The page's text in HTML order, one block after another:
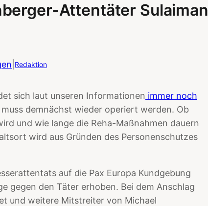
Attentäter Sulaiman
Redaktion
sich laut unseren Informationen immer noch
muss demnächst wieder operiert werden. Ob
und wie lange die Reha-Maßnahmen dauern
wird aus Gründen des Personenschutzes
auf die Pax Europa Kundgebung
gegen den Täter erhoben. Bei dem Anschlag
und weitere Mitstreiter von Michael